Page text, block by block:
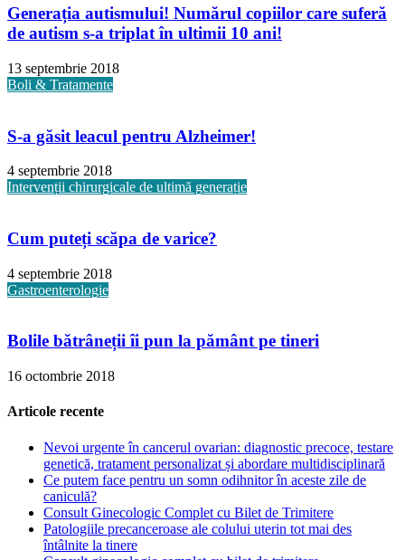
Generația autismului! Numărul copiilor care suferă
de autism s-a triplat în ultimii 10 ani!
13 septembrie 2018
Boli & Tratamente
S-a găsit leacul pentru Alzheimer!
4 septembrie 2018
Intervenții chirurgicale de ultimă generație
Cum puteți scăpa de varice?
4 septembrie 2018
Gastroenterologie
Bolile bătrâneții îi pun la pământ pe tineri
16 octombrie 2018
Articole recente
Nevoi urgente în cancerul ovarian: diagnostic precoce, testare
genetică, tratament personalizat și abordare multidisciplinară
Ce putem face pentru un somn odihnitor în aceste zile de
caniculă?
Consult Ginecologic Complet cu Bilet de Trimitere
Patologiile precanceroase ale colului uterin tot mai des
întâlnite la tinere